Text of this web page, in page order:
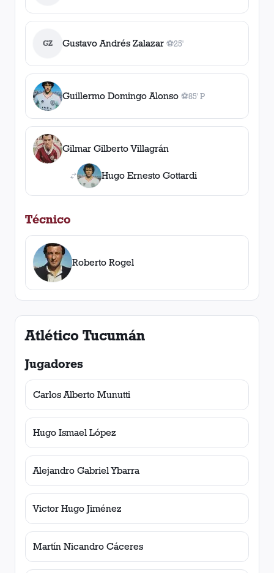
GZ Gustavo Andrés Zalazar ⚽
1gol
25'
Guillermo Domingo Alonso ⚽
1gol , 85' P
85' P
Gilmar Gilberto Villagrán
Hugo Ernesto Gottardi
Técnico
Roberto Rogel
Atlético Tucumán
Jugadores
Carlos Alberto Munutti
Hugo Ismael López
Alejandro Gabriel Ybarra
Victor Hugo Jiménez
Martín Nicandro Cáceres